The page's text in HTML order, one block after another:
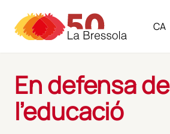
content
CA
En defensa de
l’educació